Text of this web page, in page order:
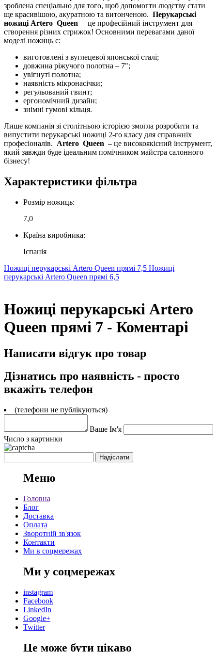
зроблена спеціально для того, щоб допомогти людству стати
ще красивішою, акуратною та витонченою. Перукарські
ножиці Artero Queen – це професійний інструмент для
створення різних стрижок! Основними перевагами даної
моделі ножиць є:
виготовлені з вуглецевої японської сталі;
довжина ріжучого полотна – 7";
увігнуті полотна;
наявність мікронасічки;
регульований гвинт;
ергономічний дизайн;
знімні гумові кільця.
Лише компанія зі столітньою історією змогла розробити та
випустити перукарські ножиці 2-го класу для справжніх
професіоналів. Artero Queen – це високоякісний інструмент,
який завжди буде ідеальним помічником майстра салонного
бізнесу!
Характеристики фільтра
Розмір ножиць:
7,0
Країна виробника:
Іспанія
Ножиці перукарські Artero Queen прямі 7,5 Ножиці
перукарські Artero Queen прямі 6,5
Ножиці перукарські Artero
Queen прямі 7 - Коментарі
Написати відгук про товар
Дізнатись про наявність - просто
вкажіть телефон
(телефони не публікуються)
Ваше Ім'я
Число з картинки
Меню
Головна
Блог
Доставка
Оплата
Зворотній зв'язок
Контакти
Ми в соцмережах
Ми у соцмережах
instagram
Facebook
LinkedIn
Google+
Twitter
Це може бути цікаво